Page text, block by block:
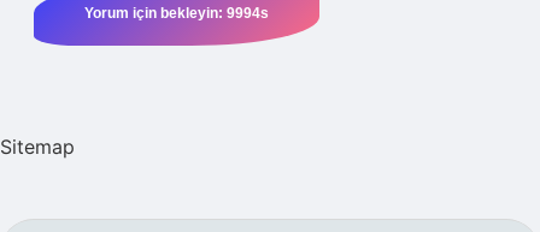
Sitemap